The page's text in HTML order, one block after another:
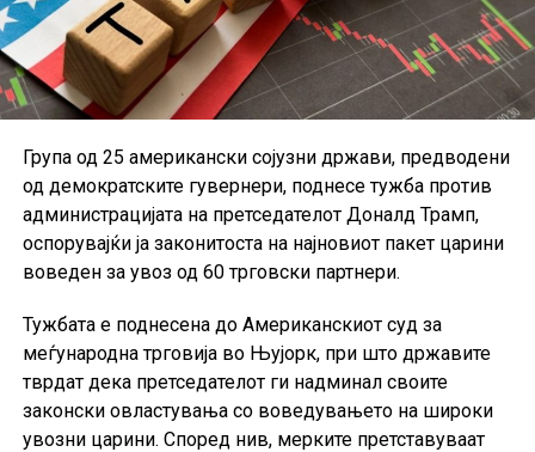
домаќинствата би можеле да продолжат да штедат
наместо да трошат, што дополнително би го забавило
економскиот раст во еврозоната.
Група од 25 американски сојузни држави, предводени
од демократските гувернери, поднесе тужба против
администрацијата на претседателот Доналд Трамп,
оспорувајќи ја законитоста на најновиот пакет царини
воведен за увоз од 60 трговски партнери.
Тужбата е поднесена до Американскиот суд за
меѓународна трговија во Њујорк, при што државите
тврдат дека претседателот ги надминал своите
законски овластувања со воведувањето на широки
увозни царини. Според нив, мерките претставуваат